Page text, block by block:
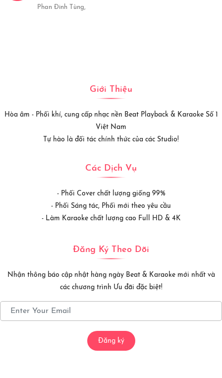
Phan Đinh Tùng,
Giới Thiệu
Hòa âm - Phối khí, cung cấp nhạc nền Beat Playback & Karaoke Số 1
Việt Nam
Tự hào là đối tác chính thức của các Studio!
Các Dịch Vụ
- Phối Cover chất lượng giống 99%
- Phối Sáng tác, Phối mới theo yêu cầu
- Làm Karaoke chất lượng cao Full HD & 4K
Đăng Ký Theo Dõi
Nhận thông báo cập nhật hàng ngày Beat & Karaoke mới nhất và
các chương trình Ưu đãi đặc biệt!
Đăng ký